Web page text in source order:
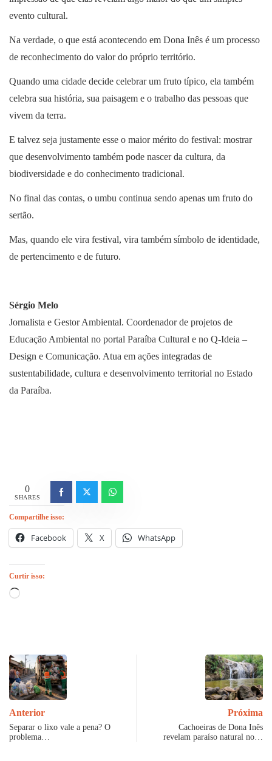
evento cultural.
Na verdade, o que está acontecendo em Dona Inês é um processo
de reconhecimento do valor do próprio território.
Quando uma cidade decide celebrar um fruto típico, ela também
celebra sua história, sua paisagem e o trabalho das pessoas que
vivem da terra.
E talvez seja justamente esse o maior mérito do festival: mostrar
que desenvolvimento também pode nascer da cultura, da
biodiversidade e do conhecimento tradicional.
No final das contas, o umbu continua sendo apenas um fruto do
sertão.
Mas, quando ele vira festival, vira também símbolo de identidade,
de pertencimento e de futuro.
Sérgio Melo
Jornalista e Gestor Ambiental. Coordenador de projetos de
Educação Ambiental no portal Paraíba Cultural e no Q-Ideia –
Design e Comunicação. Atua em ações integradas de
sustentabilidade, cultura e desenvolvimento territorial no Estado
da Paraíba.
0
SHARES
Compartilhe isso:
Facebook X WhatsApp
Curtir isso:
Carregando...
Anterior
Separar o lixo vale a pena? O
problema…
Próxima
Cachoeiras de Dona Inês
revelam paraíso natural no…